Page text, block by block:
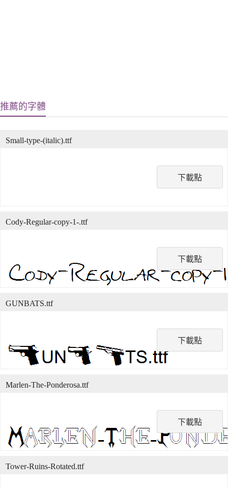
推薦的字體
下載點
Small-type-(italic).ttf
下載點
Cody-Regular-copy-1-.ttf
下載點
GUNBATS.ttf
下載點
Marlen-The-Ponderosa.ttf
Tower-Ruins-Rotated.ttf